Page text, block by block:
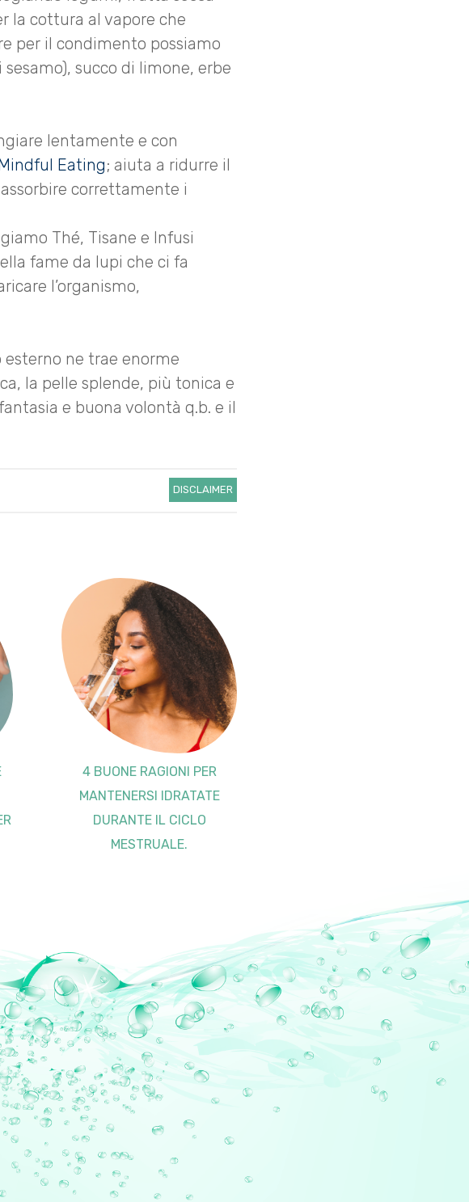
la cottura al vapore che
per il condimento possiamo
succo di limone, erbe
lentamente e con
Eating; aiuta a ridurre il
correttamente i
Thé, Tisane e Infusi
fame da lupi che ci fa
l’organismo,
esterno ne trae enorme
la pelle splende, più tonica e
e buona volontà q.b. e il
DISCLAIMER
4 BUONE RAGIONI PER
MANTENERSI IDRATATE
DURANTE IL CICLO
MESTRUALE.